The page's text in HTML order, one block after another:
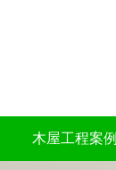
木屋工程案例